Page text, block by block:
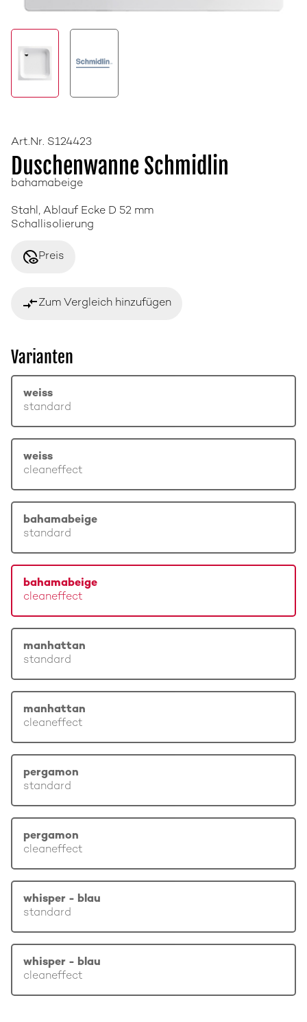
Art.Nr. S124423
Duschenwanne Schmidlin
bahamabeige
Stahl, Ablauf Ecke D 52 mm
Schallisolierung
disabled_visiblePreis
compare_arrowsZum Vergleich hinzufügen
Varianten
weiss
standard
weiss
cleaneffect
bahamabeige
standard
bahamabeige
cleaneffect
manhattan
standard
manhattan
cleaneffect
pergamon
standard
pergamon
cleaneffect
whisper - blau
standard
whisper - blau
cleaneffect